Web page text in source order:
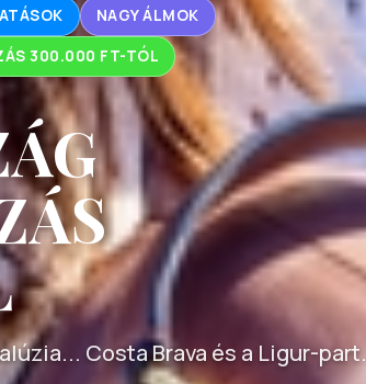
NAGY ÁLMOK
300.000 FT-TÓL
Costa Brava és a Ligur-part.